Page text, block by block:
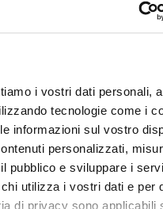
i vostri dati personali,
tecnologie come i
informazioni sul vostro
personalizzati,
pubblico e sviluppare i
utilizza i vostri dati e per
di privacy sono applicabili